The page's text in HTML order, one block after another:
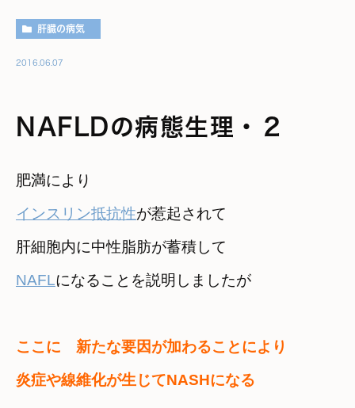
肝臓の病気
2016.06.07
NAFLDの病態生理・２
インスリン抵抗性が惹起されて
NAFLになることを説明しましたが
ここに　新たな要因が加わることにより
炎症や線維化が生じてNASHになる